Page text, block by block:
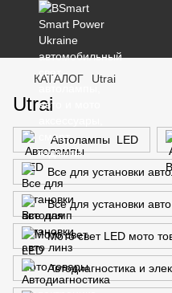
КАТАЛОГ Utrai
Utrai
Автолампы LED
Все для установки
Все для установки
Мото свет LED мото
Автодиагностика и